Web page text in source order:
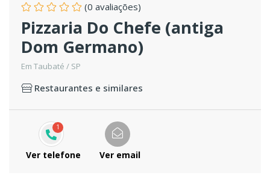
(0 avaliações)
Pizzaria Do Chefe (antiga
Dom Germano)
Em Taubaté / SP
Restaurantes e similares
1
Ver telefone Ver email